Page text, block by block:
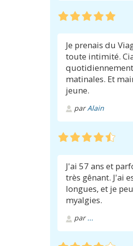
Je prenais du
toute intimité.
quotidiennement
matinales. Et
jeune.
parAlain
J'ai 57 ans et
très gênant. J'ai
longues, et je
myalgies.
par...